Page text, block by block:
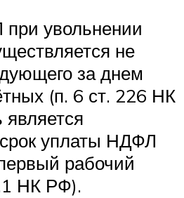
увольнении
не
за днем
(п. 6 ст. 226 НК
уплаты НДФЛ
рабочий
НК РФ).